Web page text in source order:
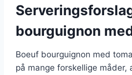
bourguignon
Boeuf bourguignon med
på mange forskellige